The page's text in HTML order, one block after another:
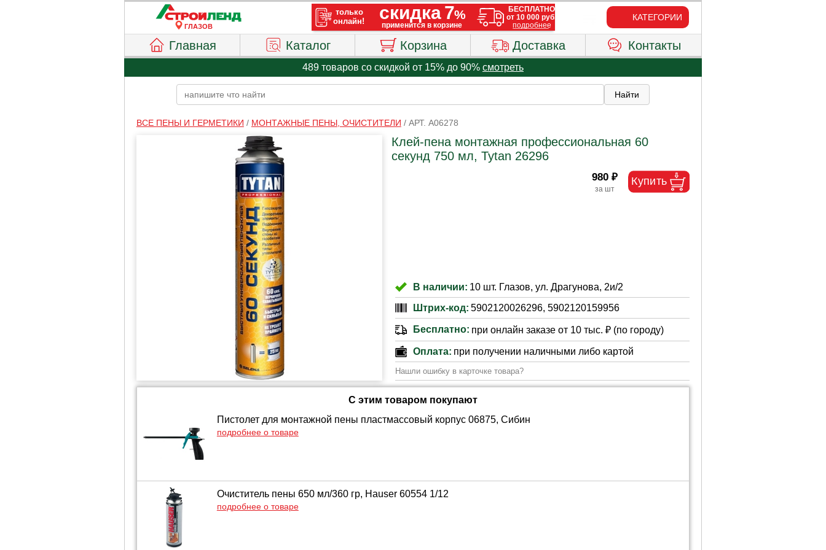
ГЛАЗОВ
КАТЕГОРИИ
Главная Каталог Корзина Доставка Контакты
489 товаров со скидкой от 15% до 90% смотреть
ВСЕ ПЕНЫ И ГЕРМЕТИКИ / МОНТАЖНЫЕ ПЕНЫ, ОЧИСТИТЕЛИ / АРТ. A06278
Клей-пена монтажная профессиональная 60
секунд 750 мл, Tytan 26296
980 ₽
В наличии: 10 шт. Глазов, ул. Драгунова, 2и/2
Штрих-код: 5902120026296, 5902120159956
Бесплатно: при онлайн заказе от 10 тыс. ₽ (по городу)
Оплата: при получении наличными либо картой
Нашли ошибку в карточке товара?
С этим товаром покупают
Пистолет для монтажной пены пластмассовый корпус 06875, Сибин
подробнее о товаре
Очиститель пены 650 мл/360 гр, Hauser 60554 1/12
подробнее о товаре